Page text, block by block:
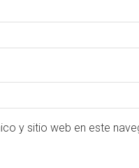
y sitio web en este